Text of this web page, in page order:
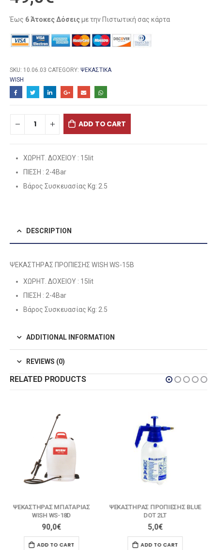
Έως 6 Άτοκες Δόσειςμε την Πιστωτική σας κάρτα
SKU: 10.06.03 CATEGORY: ΨΕΚΑΣΤΙΚΆ
WISH
ADD TO CART
ΧΩΡΗΤ. ΔΟΧΕΙΟΥ : 15lit
ΠΙΕΣΗ : 2-4Bar
Βάρος Συσκευασίας Kg: 2.5
DESCRIPTION
ΨΕΚΑΣΤΗΡΑΣ ΠΡΟΠΙΕΣΗΣ WISH WS-15Β
ΧΩΡΗΤ. ΔΟΧΕΙΟΥ : 15lit
ΠΙΕΣΗ : 2-4Bar
Βάρος Συσκευασίας Kg: 2.5
ADDITIONAL INFORMATION
REVIEWS (0)
RELATED PRODUCTS
ΨΕΚΑΣΤΗΡΑΣ ΠΡΟΠΙΕΣΗΣ BLUE
DOT 2LT
5,0€
ADD TO CART
ΨΕΚΑΣΤΗΡΑΣ ΠΡΟΠΙΕΣΗΣ
LATERNA 16LT
18,0
ADD TO CART